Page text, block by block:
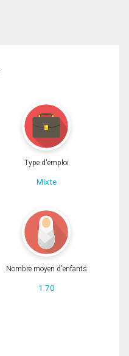
Type d'emploi
Mixte
Nombre moyen d'enfants
1.70